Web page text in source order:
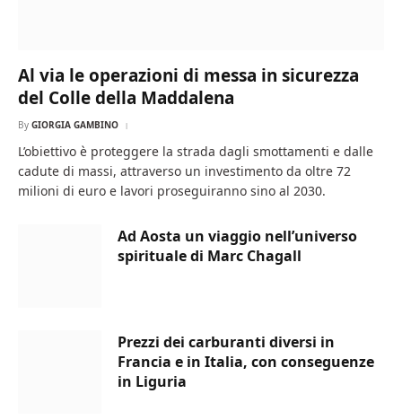
Al via le operazioni di messa in sicurezza
del Colle della Maddalena
By GIORGIA GAMBINO
L’obiettivo è proteggere la strada dagli smottamenti e dalle
cadute di massi, attraverso un investimento da oltre 72
milioni di euro e lavori proseguiranno sino al 2030.
Ad Aosta un viaggio nell’universo
spirituale di Marc Chagall
Prezzi dei carburanti diversi in
Francia e in Italia, con conseguenze
in Liguria